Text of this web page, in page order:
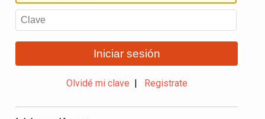
Iniciar sesión
Olvidé mi clave Registrate